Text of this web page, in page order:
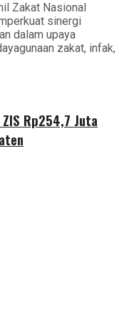
Zakat Nasional
sinergi
dalam upaya
zakat, infak,
ZIS Rp254,7 Juta